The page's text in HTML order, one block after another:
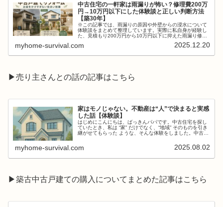
中古住宅の一軒家は雨漏りが怖い？修理費200万
円→10万円以下にした体験談と正しい判断方法
【築30年】
※この記事では、雨漏りの原因や外壁からの浸水について
体験談をまとめて整理しています。実際に私自身が経験し
た、見積もり200万円から10万円以下に抑えた雨漏り修理
Screenshot「今すぐ」と...
myhome-survival.com 2025.12.20
▶売り主さんとの話の記事はこちら
家はモノじゃない。不動産は“人”で決まると実感
した話【体験談】
はじめにこんにちは、ばっきんパパです。中古住宅を探し
ていたとき、私は “家” だけでなく、“地域” そのものを引き
継がせてもらった ような、そんな体験をしました。中古戸
myhome-survival.com 2025.08.02
▶築古中古戸建ての購入についてまとめた記事はこちら